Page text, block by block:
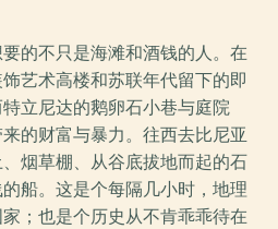
的不只是海滩和酒钱的人。在
艺术高楼和苏联年代留下的即
立尼达的鹅卵石小巷与庭院
的财富与暴力。往西去比尼亚
烟草棚、从谷底拔地而起的石
船。这是个每隔几小时，地理
；也是个历史从不肯乖乖待在